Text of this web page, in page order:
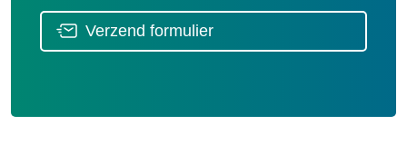
Verzend formulier